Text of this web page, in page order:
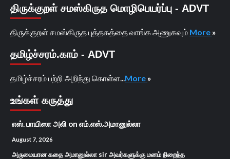
திருக்குறள் சமஸ்கிருத மொழிபெயர்ப்பு - ADVT
திருக்குறள் சமஸ்கிருத புத்தகத்தை வாங்க அணுகவும் More »
தமிழ்ச்சரம்.காம் - ADVT
தமிழ்ச்சரம் பற்றி அறிந்து கொள்ள... More »
உங்கள் கருத்து
எஸ். பாயிஸா அலி on எம்.எஸ்.அமானுல்லா
August 7, 2026
அருமையான கதை அமானுல்லா sir அவர்களுக்கு மனம் நிறைந்த